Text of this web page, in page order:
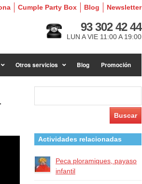
Newsletter
Blog
Cumple Party Box
93 302 42 44
LUN A VIE 11:00 A 19:00
Otros servicios Blog Promoción
Actividades relacionadas
Peca ploramiques, payaso
infantil